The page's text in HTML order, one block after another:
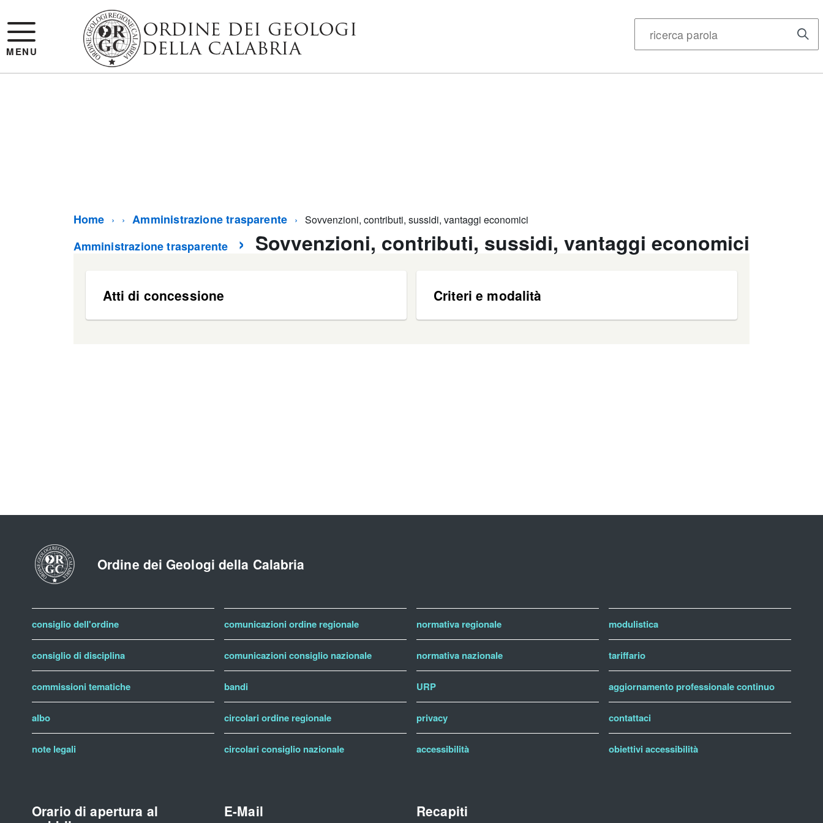
MENU
Home Amministrazione trasparente Sovvenzioni, contributi, sussidi, vantaggi economici
Amministrazione trasparente Sovvenzioni, contributi, sussidi, vantaggi economici
Atti di concessione Criteri e modalità
Ordine dei Geologi della Calabria
consiglio dell'ordine
consiglio di disciplina
commissioni tematiche
albo
note legali
comunicazioni ordine regionale
comunicazioni consiglio nazionale
bandi
circolari ordine regionale
circolari consiglio nazionale
normativa regionale
normativa nazionale
URP
privacy
accessibilità
modulistica
tariffario
aggiornamento professionale continuo
contattaci
obiettivi accessibilità
Orario di apertura al
E-Mail Recapiti